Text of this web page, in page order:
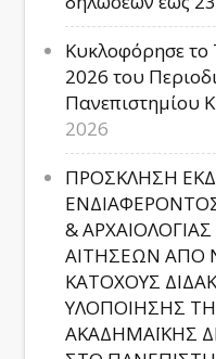
Κυκλοφόρησε το
2026 του
Πανεπιστημίου
2026
ΠΡΟΣΚΛΗΣΗ
&
ΑΙΤΗΣΕΩΝ ΑΠΟ
ΚΑΤΟΧΟΥΣ
ΥΛΟΠΟΙΗΣΗΣ
ΑΚΑΔΗΜΑΪΚΗΣ